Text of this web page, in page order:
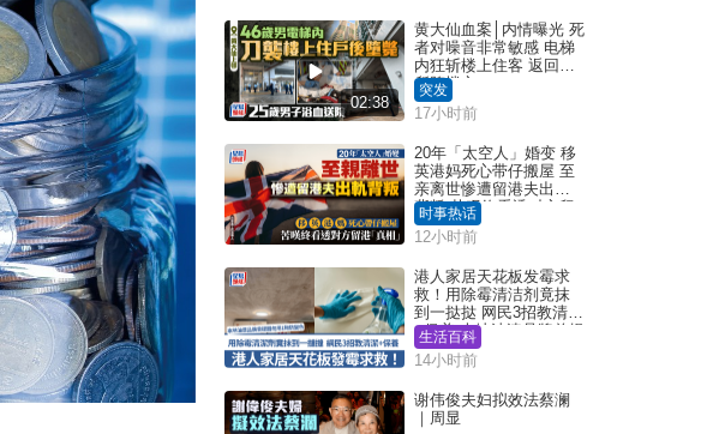
02:38
黄大仙血案│内情曝光 死
者对噪音非常敏感 电梯
内狂斩楼上住客 返回住
所堕楼亡
突发
17小时前
20年「太空人」婚变 移
英港妈死心带仔搬屋 至
亲离世惨遭留港夫出轨
背叛 苦叹终看透对方留
港「真相」｜Juicy叮
时事热话
12小时前
港人家居天花板发霉求
救！用除霉清洁剂竟抹
到一挞挞 网民3招教清洁
+保养 本地油漆品牌曾提
醒勿用1物防变色
生活百科
14小时前
谢伟俊夫妇拟效法蔡澜
｜周显